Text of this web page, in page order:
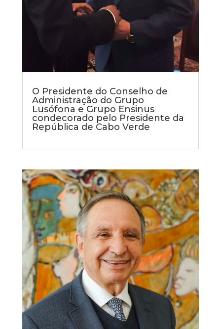
O Presidente do Conselho de
Administração do Grupo
Lusófona e Grupo Ensinus
condecorado pelo Presidente da
República de Cabo Verde